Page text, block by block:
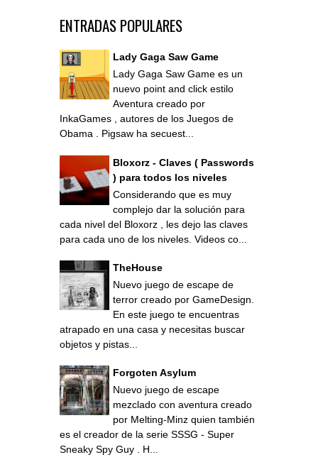
ENTRADAS POPULARES
Lady Gaga Saw Game
Lady Gaga Saw Game es un
nuevo point and click estilo
Aventura creado por
InkaGames , autores de los Juegos de
Obama . Pigsaw ha secuest...
Bloxorz - Claves ( Passwords
) para todos los niveles
Considerando que es muy
complejo dar la solución para
cada nivel del Bloxorz , les dejo las claves
para cada uno de los niveles. Videos co...
TheHouse
Nuevo juego de escape de
terror creado por GameDesign.
En este juego te encuentras
atrapado en una casa y necesitas buscar
objetos y pistas...
Forgoten Asylum
Nuevo juego de escape
mezclado con aventura creado
por Melting-Minz quien también
es el creador de la serie SSSG - Super
Sneaky Spy Guy . H...